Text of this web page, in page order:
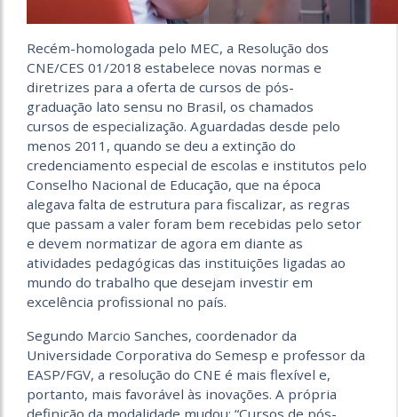
Recém-homologada pelo MEC, a Resolução dos
CNE/CES 01/2018 estabelece novas normas e
diretrizes para a oferta de cursos de pós-
graduação lato sensu no Brasil, os chamados
cursos de especialização. Aguardadas desde pelo
menos 2011, quando se deu a extinção do
credenciamento especial de escolas e institutos pelo
Conselho Nacional de Educação, que na época
alegava falta de estrutura para fiscalizar, as regras
que passam a valer foram bem recebidas pelo setor
e devem normatizar de agora em diante as
atividades pedagógicas das instituições ligadas ao
mundo do trabalho que desejam investir em
excelência profissional no país.
Segundo Marcio Sanches, coordenador da
Universidade Corporativa do Semesp e professor da
EASP/FGV, a resolução do CNE é mais flexível e,
portanto, mais favorável às inovações. A própria